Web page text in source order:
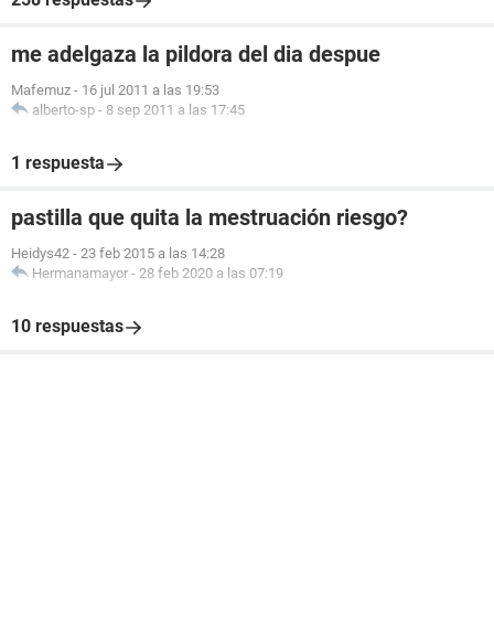
me adelgaza la pildora del dia despue
Mafemuz - 16 jul 2011 a las 19:53
alberto-sp - 8 sep 2011 a las 17:45
1 respuesta
pastilla que quita la mestruación riesgo?
Heidys42 - 23 feb 2015 a las 14:28
Hermanamayor - 28 feb 2020 a las 07:19
10 respuestas